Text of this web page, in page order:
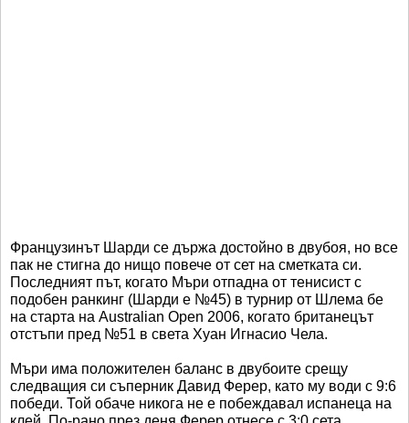
Французинът Шарди се държа достойно в двубоя, но все
пак не стигна до нищо повече от сет на сметката си.
Последният път, когато Мъри отпадна от тенисист с
подобен ранкинг (Шарди е №45) в турнир от Шлема бе
на старта на Australian Open 2006, когато британецът
отстъпи пред №51 в света Хуан Игнасио Чела.
Мъри има положителен баланс в двубоите срещу
следващия си съперник Давид Ферер, като му води с 9:6
победи. Той обаче никога не е побеждавал испанеца на